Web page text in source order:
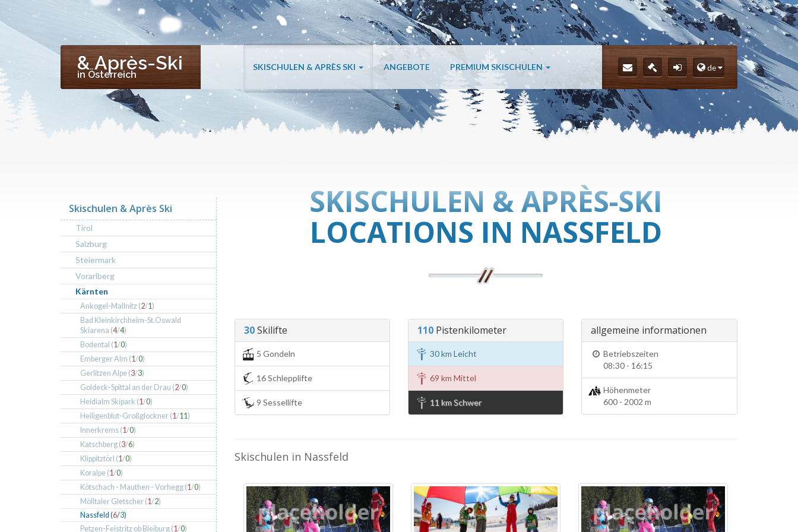
& Après-Ski
in Österreich
SKISCHULEN & APRÈS SKI ANGEBOTE PREMIUM SKISCHULEN de
SKISCHULEN & APRÈS-SKI
LOCATIONS IN NASSFELD
30Skilifte
5 Gondeln
16 Schlepplifte
9 Sessellifte
110Pistenkilometer
30 km Leicht
69 km Mittel
11 km Schwer
allgemeine informationen
Betriebszeiten
08:30 - 16:15
Höhenmeter
600 - 2002 m
Skischulen in Nassfeld
Skischulen & Après Ski
Tirol
Salzburg
Steiermark
Vorarlberg
Kärnten
Ankogel-Mallnitz (2/1)
Bad Kleinkirchheim-St.Oswald
Skiarena (4/4)
Bodental (1/0)
Emberger Alm (1/0)
Gerlitzen Alpe (3/3)
Goldeck-Spittal an der Drau (2/0)
Heidialm Skipark (1/0)
Heiligenblut-Großglockner (1/11)
Innerkrems (1/0)
Katschberg (3/6)
Klippitztörl (1/0)
Koralpe (1/0)
Kötschach - Mauthen - Vorhegg (1/0)
Mölltaler Gletscher (1/2)
Nassfeld (6/3)
Petzen-Feistritz ob Bleiburg (1/0)